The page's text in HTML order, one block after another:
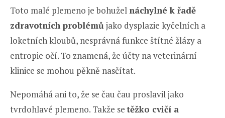
Toto malé plemeno je bohužel náchylné k řadě
zdravotních problémůjako dysplazie kyčelních a
loketních kloubů, nesprávná funkce štítné žlázy a
entropie očí. To znamená, že účty na veterinární
klinice se mohou pěkně nasčítat.
Nepomáhá ani to, že se čau čau proslavil jako
tvrdohlavé plemeno. Takže setěžko cvičí a